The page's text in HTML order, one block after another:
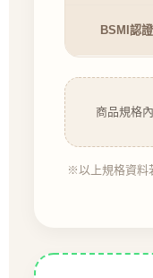
BSMI認
商品規格
※以上規格資料